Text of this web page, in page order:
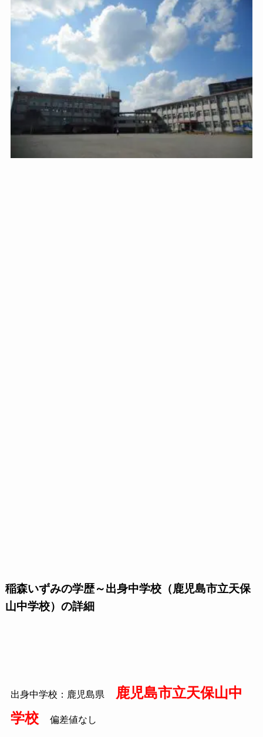
稲森いずみの学歴～出身中学校（鹿児島市立天保
山中学校）の詳細
出身中学校：鹿児島県
鹿児島市立天保山中
学校
偏差値なし